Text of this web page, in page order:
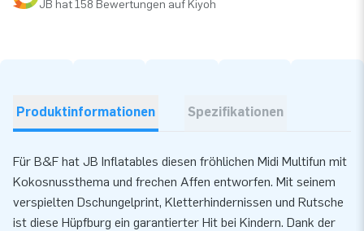
JB hat 158 Bewertungen auf Kiyoh
Produktinformationen Spezifikationen
Für B&F hat JB Inflatables diesen fröhlichen Midi Multifun mit
Kokosnussthema und frechen Affen entworfen. Mit seinem
verspielten Dschungelprint, Kletterhindernissen und Rutsche
ist diese Hüpfburg ein garantierter Hit bei Kindern. Dank der